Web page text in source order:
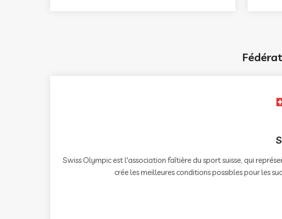
Swiss Olympic est l'association faîtière du sport suisse, qui
crée les meilleures conditions possibles pour les